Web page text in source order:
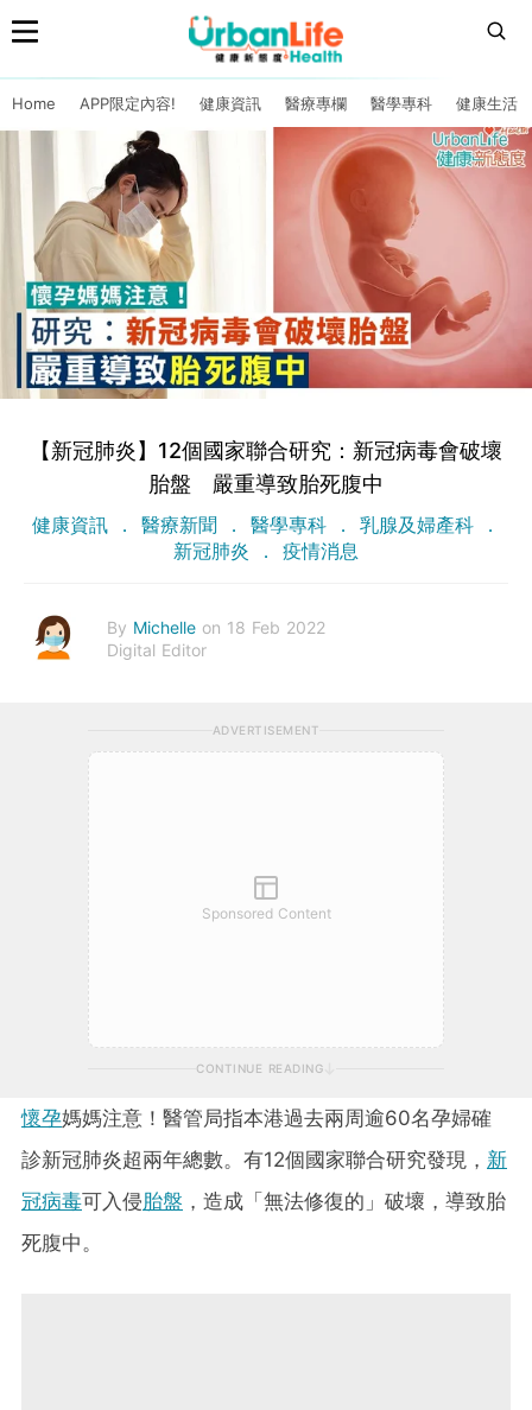
Home APP限定內容! 健康資訊 醫療專欄 醫學專科 健康生活
【新冠肺炎】12個國家聯合研究：新冠病毒會破壞
胎盤 嚴重導致胎死腹中
健康資訊 醫療新聞 醫學專科
乳腺及婦產科
新冠肺炎
疫情消息
By Michelle on 18 Feb 2022
Digital Editor
ADVERTISEMENT
Sponsored Content
CONTINUE READING
懷孕媽媽注意！醫管局指本港過去兩周逾60名孕婦確
診新冠肺炎超兩年總數。有12個國家聯合研究發現， 新
冠病毒可入侵胎盤 ，造成「無法修復的」破壞，導致胎
死腹中。